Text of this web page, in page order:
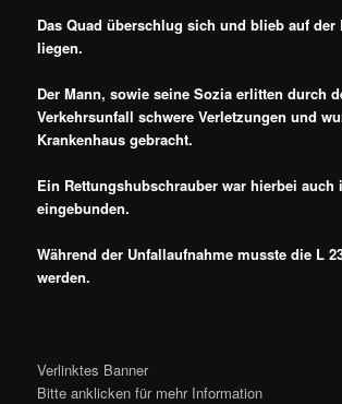
Das Quad überschlug sich und blieb auf der
liegen.
Der Mann, sowie seine Sozia erlitten durch
Verkehrsunfall schwere Verletzungen und
Krankenhaus gebracht.
Ein Rettungshubschrauber war hierbei auch
eingebunden.
Während der Unfallaufnahme musste die L
werden.
Verlinktes Banner
Bitte anklicken für mehr Information